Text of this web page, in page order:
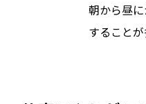
朝から昼
することが